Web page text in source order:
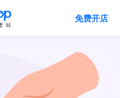
免费开店